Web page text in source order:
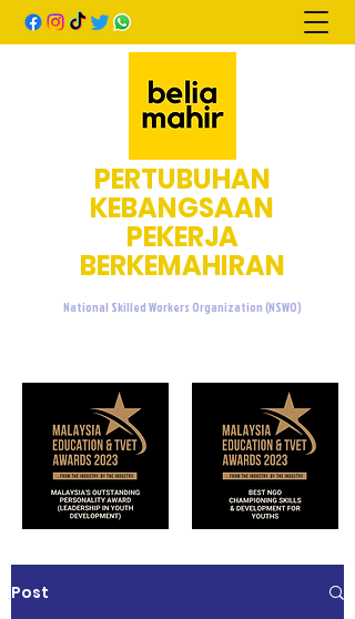
PERTUBUHAN
KEBANGSAAN
PEKERJA
BERKEMAHIRAN
National Skilled Workers Organization (NSWO)
Post